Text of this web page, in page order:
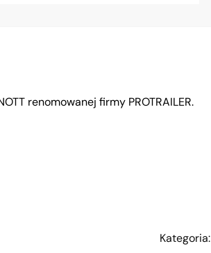
renomowanej firmy PROTRAILER.
Kategoria: